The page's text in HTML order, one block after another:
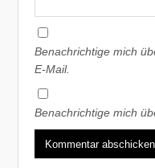
Benachrichtige mich
E-Mail.
Benachrichtige mich